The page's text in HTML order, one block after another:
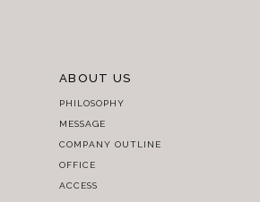
ABOUT US
PHILOSOPHY
MESSAGE
COMPANY OUTLINE
OFFICE
ACCESS